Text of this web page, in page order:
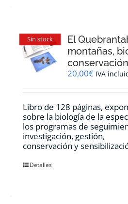
Sin stock
El
montañas,
conservación
20,00€ IVA
Libro de 128 páginas,
sobre la biología de la
los programas de
investigación, gestión,
conservación y
Detalles